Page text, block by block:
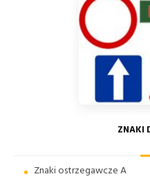
ZNAKI
Znaki ostrzegawcze A